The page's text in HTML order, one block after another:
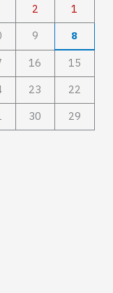
1
2
8
9
15
16
22
23
29
30